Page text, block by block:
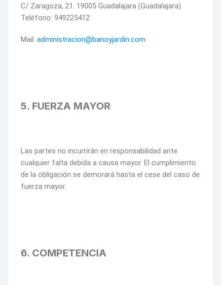
C/ Zaragoza, 21. 19005 Guadalajara (Guadalajara)
Teléfono: 949225412
Mail:administracion@banoyjardin.com
5. FUERZA MAYOR
Las partes no incurrirán en responsabilidad ante
cualquier falta debida a causa mayor. El cumplimiento
de la obligación se demorará hasta el cese del caso de
fuerza mayor.
6. COMPETENCIA